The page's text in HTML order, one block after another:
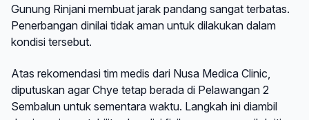
Gunung Rinjani membuat jarak pandang sangat terbatas.
Penerbangan dinilai tidak aman untuk dilakukan dalam
kondisi tersebut.
Atas rekomendasi tim medis dari Nusa Medica Clinic,
diputuskan agar Chye tetap berada di Pelawangan 2
Sembalun untuk sementara waktu. Langkah ini diambil